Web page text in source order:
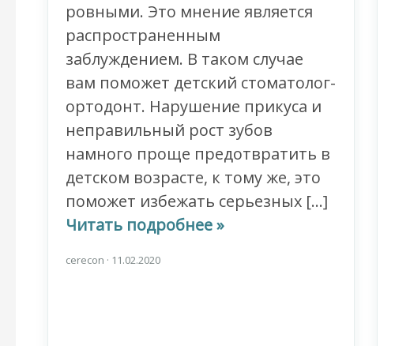
ровными. Это мнение является
распространенным
заблуждением. В таком случае
вам поможет детский стоматолог-
ортодонт. Нарушение прикуса и
неправильный рост зубов
намного проще предотвратить в
детском возрасте, к тому же, это
поможет избежать серьезных […]
Читать подробнее »
cerecon · 11.02.2020